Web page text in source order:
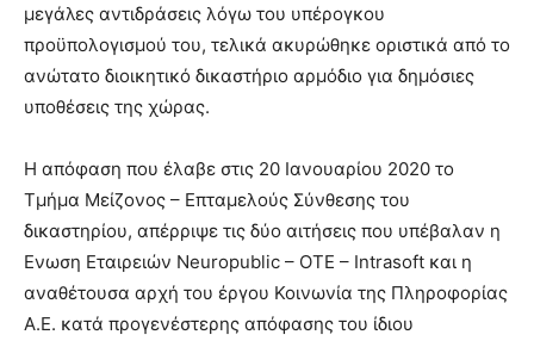
μεγάλες αντιδράσεις λόγω του υπέρογκου
προϋπολογισμού του, τελικά ακυρώθηκε οριστικά από το
ανώτατο διοικητικό δικαστήριο αρμόδιο για δημόσιες
υποθέσεις της χώρας.
Η απόφαση που έλαβε στις 20 Ιανουαρίου 2020 το
Τμήμα Μείζονος – Επταμελούς Σύνθεσης του
δικαστηρίου, απέρριψε τις δύο αιτήσεις που υπέβαλαν η
Ενωση Εταιρειών Neuropublic – OTE – Ιntrasoft και η
αναθέτουσα αρχή του έργου Κοινωνία της Πληροφορίας
Α.Ε. κατά προγενέστερης απόφασης του ίδιου